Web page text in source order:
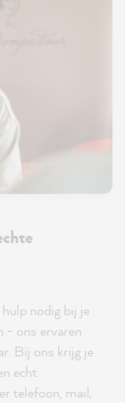
nodig bij je
- ons ervaren
Bij ons krijg je
echt
telefoon, mail,